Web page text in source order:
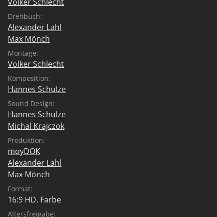
Drehbuch:
Alexander Lahl
Max Mönch
Montage:
Volker Schlecht
Komposition:
Hannes Schulze
Sound Design:
Hannes Schulze
Michal Krajczok
Produktion:
moyDOK
Alexander Lahl
Max Mönch
Format:
16:9 HD, Farbe
Altersfreigabe: